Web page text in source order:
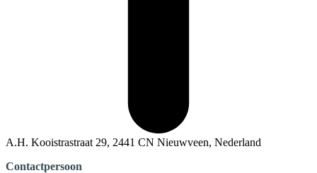
A.H. Kooistrastraat 29, 2441 CN Nieuwveen, Nederland
Contactpersoon